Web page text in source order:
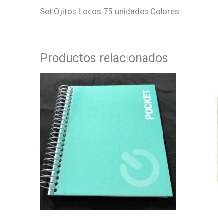
Set Ojitos Locos 75 unidades Colores
Productos relacionados